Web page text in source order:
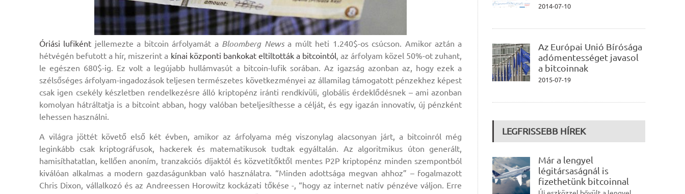
Óriási lufiként jellemezte a bitcoin árfolyamát a Bloomberg Newsa múlt heti 1.240$-os csúcson. Amikor aztán a
hétvégén befutott a hír, miszerint a kínai központi bankokat eltiltották a bitcointól, az árfolyam közel 50%-ot zuhant,
le egészen 680$-ig. Ez volt a legújabb hullámvasút a bitcoin-lufik sorában. Az igazság azonban az, hogy ezek a
szélsőséges árfolyam-ingadozások teljesen természetes következményei az államilag támogatott pénzekhez képest
csak igen csekély készletben rendelkezésre álló kriptopénz iránti rendkívüli, globális érdeklődésnek – ami azonban
komolyan hátráltatja is a bitcoint abban, hogy valóban beteljesíthesse a célját, és egy igazán innovatív, új pénzként
lehessen használni.
A világra jöttét követő első két évben, amikor az árfolyama még viszonylag alacsonyan járt, a bitcoinról még
leginkább csak kriptográfusok, hackerek és matematikusok tudtak egyáltalán. Az algoritmikus úton generált,
hamisíthatatlan, kellően anoním, tranzakciós díjaktól és közvetítőktől mentes P2P kriptopénz minden szempontból
kiválóan alkalmas a modern gazdaságunkban való használatra. “Minden adottsága megvan ahhoz” – fogalmazott
Chris Dixon, vállalkozó és az Andreessen Horowitz kockázati tőkése -, “hogy az internet natív pénzéve váljon. Erre
2014-07-10
Az Európai Unió Bírósága
adómentességet javasol
a bitcoinnak
2015-07-19
LEGFRISSEBB HÍREK
Már a lengyel
légitársaságnál is
fizethetünk bitcoinnal